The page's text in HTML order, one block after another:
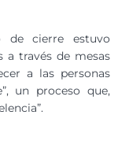
de cierre estuvo
a través de mesas
a las personas
un proceso que,